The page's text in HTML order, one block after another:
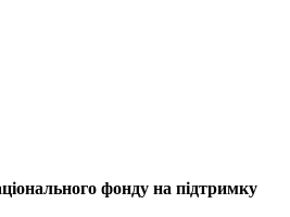
фонду на підтримку